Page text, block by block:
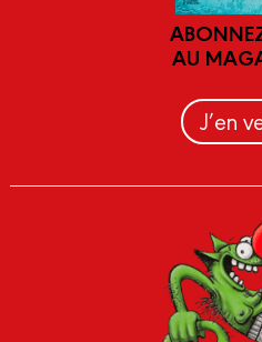
AU
J’en